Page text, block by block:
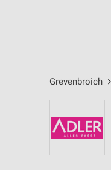
Grevenbroich